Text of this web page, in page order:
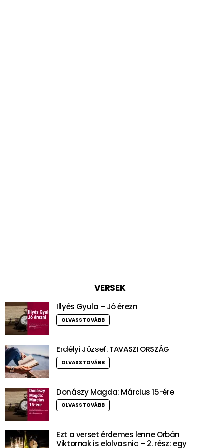
VERSEK
Illyés Gyula – Jó érezni
OLVASS TOVÁBB
Erdélyi József: TAVASZI ORSZÁG
OLVASS TOVÁBB
Donászy Magda: Március 15-ére
OLVASS TOVÁBB
Ezt a verset érdemes lenne Orbán
Viktornak is elolvasnia – 2. rész: egy